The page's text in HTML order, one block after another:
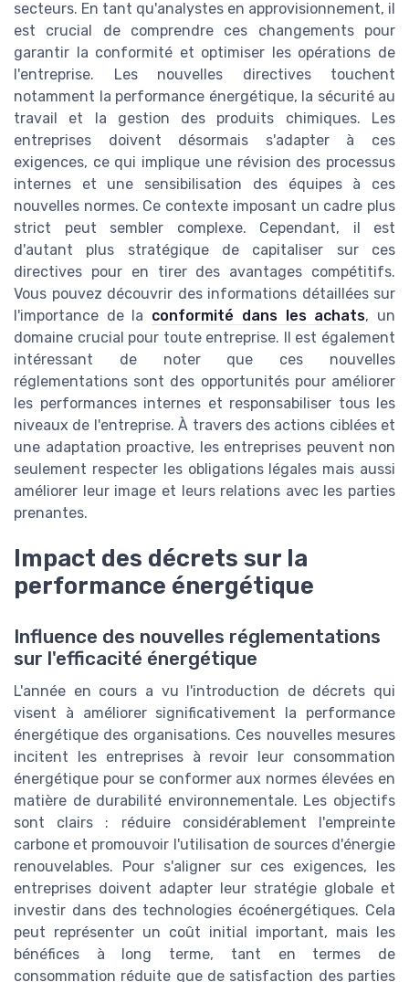
secteurs. En tant qu'analystes en approvisionnement, il
est crucial de comprendre ces changements pour
garantir la conformité et optimiser les opérations de
l'entreprise. Les nouvelles directives touchent
notamment la performance énergétique, la sécurité au
travail et la gestion des produits chimiques. Les
entreprises doivent désormais s'adapter à ces
exigences, ce qui implique une révision des processus
internes et une sensibilisation des équipes à ces
nouvelles normes. Ce contexte imposant un cadre plus
strict peut sembler complexe. Cependant, il est
d'autant plus stratégique de capitaliser sur ces
directives pour en tirer des avantages compétitifs.
Vous pouvez découvrir des informations détaillées sur
l'importance de la conformité dans les achats, un
domaine crucial pour toute entreprise. Il est également
intéressant de noter que ces nouvelles
réglementations sont des opportunités pour améliorer
les performances internes et responsabiliser tous les
niveaux de l'entreprise. À travers des actions ciblées et
une adaptation proactive, les entreprises peuvent non
seulement respecter les obligations légales mais aussi
améliorer leur image et leurs relations avec les parties
prenantes.
Impact des décrets sur la
performance énergétique
Influence des nouvelles réglementations
sur l'efficacité énergétique
L'année en cours a vu l'introduction de décrets qui
visent à améliorer significativement la performance
énergétique des organisations. Ces nouvelles mesures
incitent les entreprises à revoir leur consommation
énergétique pour se conformer aux normes élevées en
matière de durabilité environnementale. Les objectifs
sont clairs : réduire considérablement l'empreinte
carbone et promouvoir l'utilisation de sources d'énergie
renouvelables. Pour s'aligner sur ces exigences, les
entreprises doivent adapter leur stratégie globale et
investir dans des technologies écoénergétiques. Cela
peut représenter un coût initial important, mais les
bénéfices à long terme, tant en termes de
consommation réduite que de satisfaction des parties